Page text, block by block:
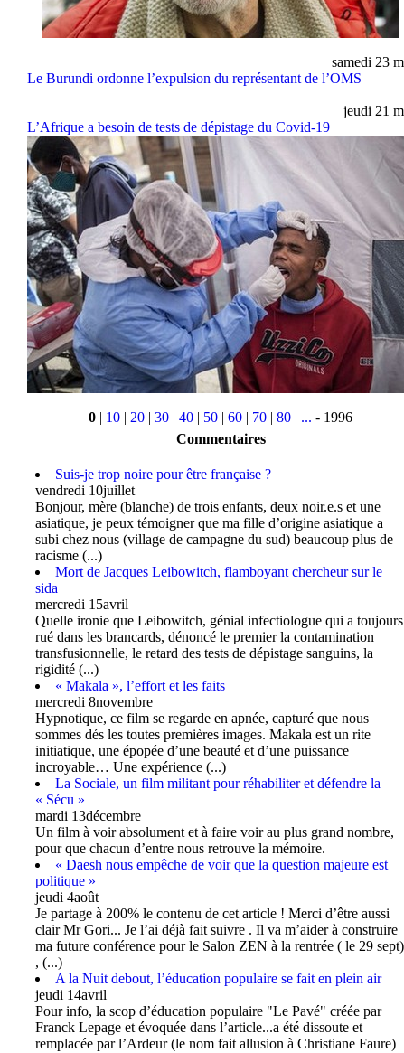
samedi 23
Le Burundi ordonne l’expulsion du représentant de l’OMS
jeudi 21
L’Afrique a besoin de tests de dépistage du Covid-19
0 | 10 | 20 | 30 | 40 | 50 | 60 | 70 | 80 | ... - 1996
Commentaires
Suis-je trop noire pour être française ?
vendredi 10juillet
Bonjour, mère (blanche) de trois enfants, deux noir.e.s et une
asiatique, je peux témoigner que ma fille d’origine asiatique a
subi chez nous (village de campagne du sud) beaucoup plus de
racisme (...)
Mort de Jacques Leibowitch, flamboyant chercheur sur le
sida
mercredi 15avril
Quelle ironie que Leibowitch, génial infectiologue qui a toujours
rué dans les brancards, dénoncé le premier la contamination
transfusionnelle, le retard des tests de dépistage sanguins, la
rigidité (...)
« Makala », l’effort et les faits
mercredi 8novembre
Hypnotique, ce film se regarde en apnée, capturé que nous
sommes dés les toutes premières images. Makala est un rite
initiatique, une épopée d’une beauté et d’une puissance
incroyable… Une expérience (...)
La Sociale, un film militant pour réhabiliter et défendre la
« Sécu »
mardi 13décembre
Un film à voir absolument et à faire voir au plus grand nombre,
pour que chacun d’entre nous retrouve la mémoire.
« Daesh nous empêche de voir que la question majeure est
politique »
jeudi 4août
Je partage à 200% le contenu de cet article ! Merci d’être aussi
clair Mr Gori... Je l’ai déjà fait suivre . Il va m’aider à construire
ma future conférence pour le Salon ZEN à la rentrée ( le 29 sept)
, (...)
A la Nuit debout, l’éducation populaire se fait en plein air
jeudi 14avril
Pour info, la scop d’éducation populaire "Le Pavé" créée par
Franck Lepage et évoquée dans l’article...a été dissoute et
remplacée par l’Ardeur (le nom fait allusion à Christiane Faure)